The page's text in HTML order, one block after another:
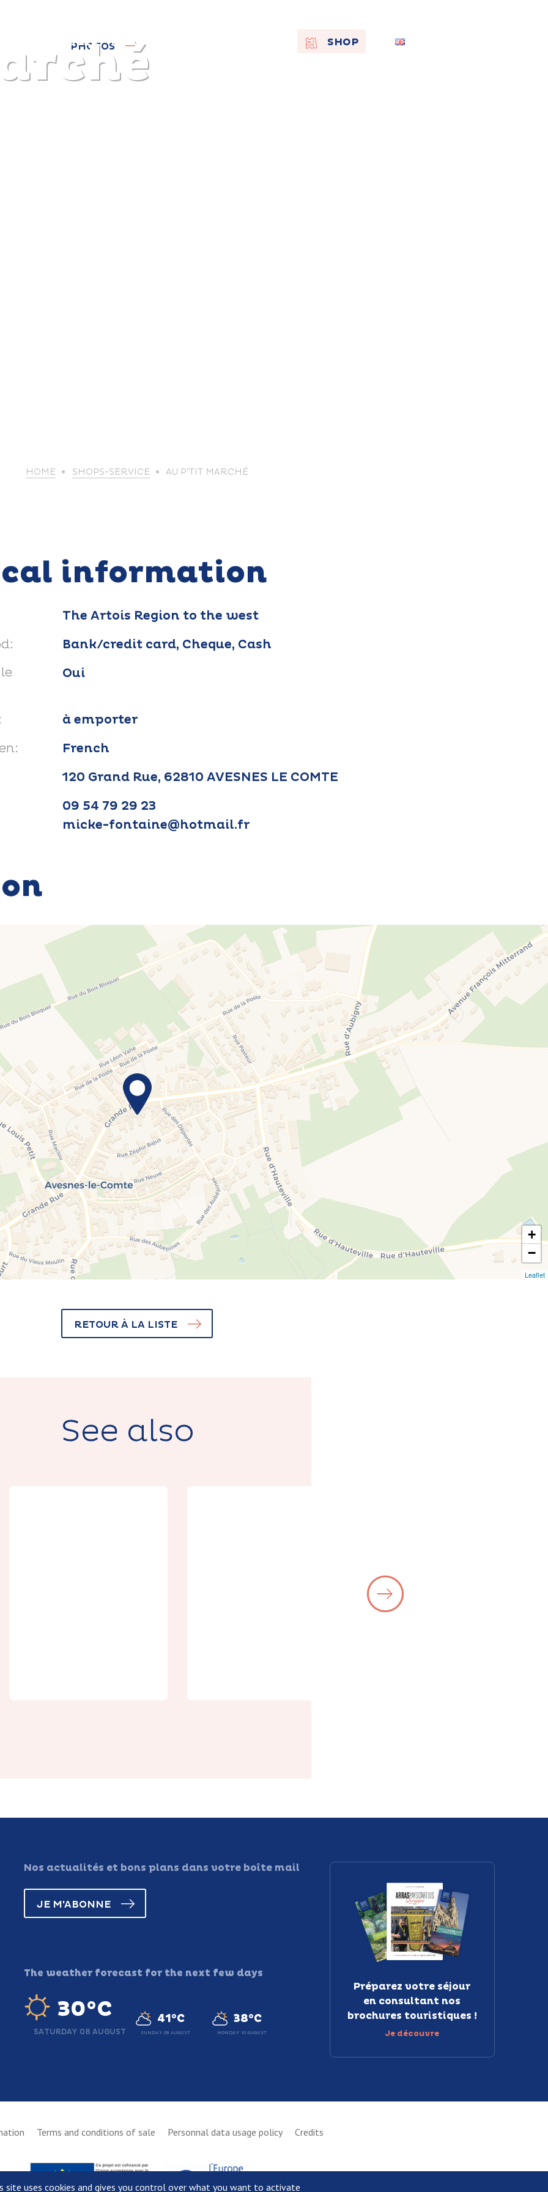
DISCOVER PLAN SHOP
PHOTOS
HOME SHOPS-SERVICE AU P’TIT MARCHÉ
information
The Artois Region to the west
Bank/credit card, Cheque, Cash
Oui
à emporter
French
120 Grand Rue, 62810 AVESNES LE COMTE
09 54 79 29 23
micke-fontaine@hotmail.fr
+
−
Leaflet
RETOUR À LA LISTE
See also
Nos actualités et bons plans dans votre boîte mail
JE M'ABONNE
The weather forecast for the next few days
30°C
SATURDAY 08 AUGUST
41°C
SUNDAY 09 AUGUST
38°C
MONDAY 10 AUGUST
Préparez votre séjour
en consultant nos
brochures touristiques !
Je découvre
Terms and conditions of sale Personnal data usage policy Credits
site uses cookies and gives you control over what you want to activate